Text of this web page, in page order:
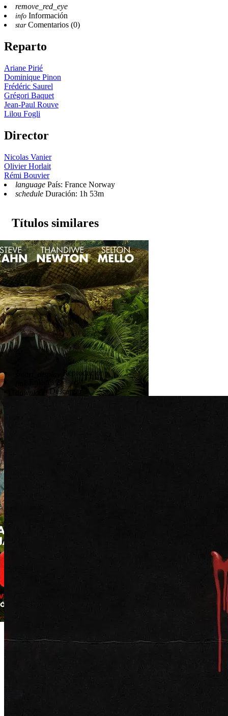
remove_red_eye
info Información
starComentarios (0)
Reparto
Ariane Pirié
Dominique Pinon
Frédéric Saurel
Grégori Baquet
Jean-Paul Rouve
Lilou Fogli
Director
Nicolas Vanier
Olivier Horlait
Rémi Bouvier
language País: France Norway
schedule Duración: 1h 53m
Títulos similares
Reproductor
2
download Descargar